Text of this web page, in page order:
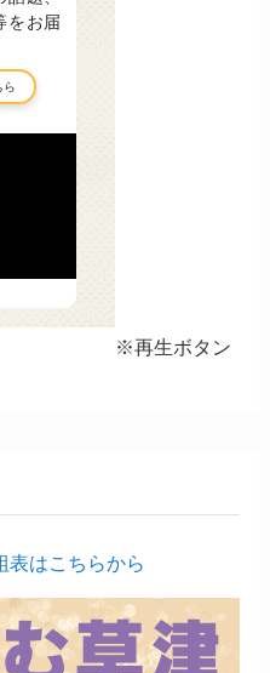
※再生ボタン
表はこちらから